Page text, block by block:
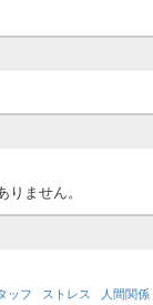
ません。
ッフ ストレス 人間関係